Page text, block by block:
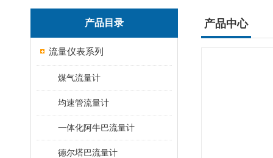
产品目录
流量仪表系列
煤气流量计
均速管流量计
一体化阿牛巴流量计
德尔塔巴流量计
产品中心